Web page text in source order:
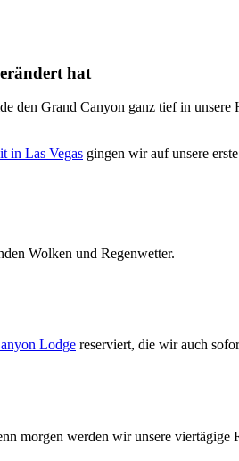
hat
den Grand Canyon ganz tief in
in Las Vegas gingen wir auf unsere
Wolken und Regenwetter.
Lodge reserviert, die wir auch
morgen werden wir unsere